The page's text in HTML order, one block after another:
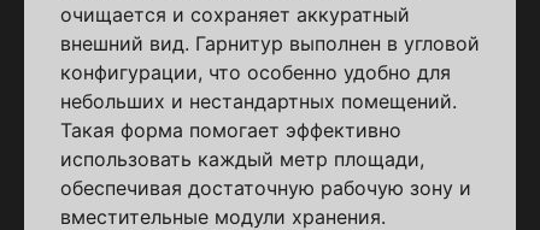
очищается и сохраняет аккуратный
внешний вид. Гарнитур выполнен в угловой
конфигурации, что особенно удобно для
небольших и нестандартных помещений.
Такая форма помогает эффективно
использовать каждый метр площади,
обеспечивая достаточную рабочую зону и
вместительные модули хранения.